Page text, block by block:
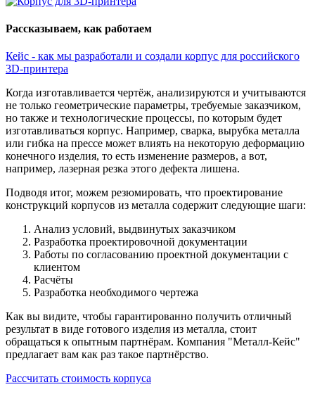
Рассказываем, как работаем
Кейс - как мы разработали и создали корпус для российского
3D-принтера
Когда изготавливается чертёж, анализируются и учитываются
не только геометрические параметры, требуемые заказчиком,
но также и технологические процессы, по которым будет
изготавливаться корпус. Например, сварка, вырубка металла
или гибка на прессе может влиять на некоторую деформацию
конечного изделия, то есть изменение размеров, а вот,
например, лазерная резка этого дефекта лишена.
Подводя итог, можем резюмировать, что проектирование
конструкций корпусов из металла содержит следующие шаги:
Анализ условий, выдвинутых заказчиком
Разработка проектировочной документации
Работы по согласованию проектной документации с
клиентом
Расчёты
Разработка необходимого чертежа
Как вы видите, чтобы гарантированно получить отличный
результат в виде готового изделия из металла, стоит
обращаться к опытным партнёрам. Компания "Металл-Кейс"
предлагает вам как раз такое партнёрство.
Рассчитать стоимость корпуса